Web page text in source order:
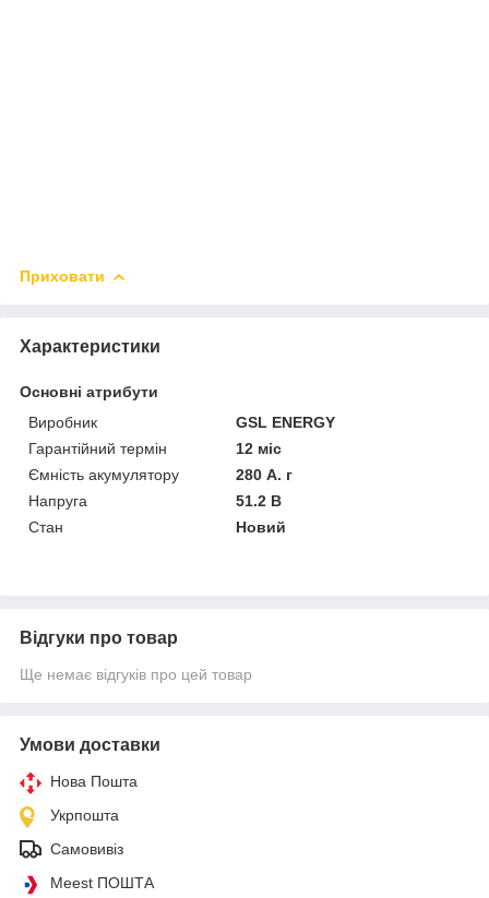
Приховати
Характеристики
Основні атрибути
Виробник
GSL ENERGY
Гарантійний термін
12 міс
Ємність акумулятору
280 А. г
Напруга
51.2 В
Стан
Новий
Відгуки про товар
Ще немає відгуків про цей товар
Умови доставки
Нова Пошта
Укрпошта
Самовивіз
Meest ПОШТА